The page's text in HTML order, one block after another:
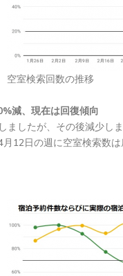
空室検索回数の推移
減、現在は回復傾向
ましたが、その後減少し
12日の週に空室検索数